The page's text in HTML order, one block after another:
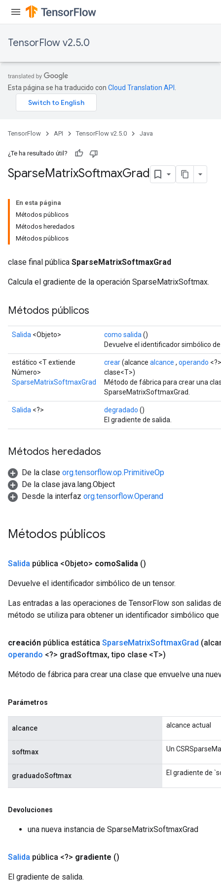
TensorFlow v2.5.0
Esta página se ha traducido con Cloud Translation API
TensorFlow API TensorFlow v2.5.0 Java
¿Te ha resultado útil?
SparseMatrixSoftmaxGrad
En esta página
Métodos públicos
Métodos heredados
Métodos públicos
clase final pública SparseMatrixSoftmaxGrad
Calcula el gradiente de la operación SparseMatrixSoftmax.
Métodos públicos
Salida <Objeto> como salida ()
Devuelve el identificador simbólico
estático <T extiende
Número>
SparseMatrixSoftmaxGrad
crear(alcance alcance , operando
clase<T>)
Método de fábrica para crear una
SparseMatrixSoftmaxGrad.
Salida <?> degradado ()
El gradiente de salida.
Métodos heredados
De la clase org.tensorflow.op.PrimitiveOp
De la clase java.lang.Object
Desde la interfaz org.tensorflow.Operand
Métodos públicos
Salida pública <Objeto> comoSalida ()
Devuelve el identificador simbólico de un tensor.
Las entradas a las operaciones de TensorFlow son salidas
método se utiliza para obtener un identificador simbólico
creación pública estática SparseMatrixSoftmaxGrad
operando <?> gradSoftmax, tipo clase <T>)
Método de fábrica para crear una clase que envuelve una
Parámetros
alcance alcance actual
softmax Un
graduadoSoftmax El gradiente de
Devoluciones
una nueva instancia de SparseMatrixSoftmaxGrad
Salida pública <?> gradiente ()
El gradiente de salida.